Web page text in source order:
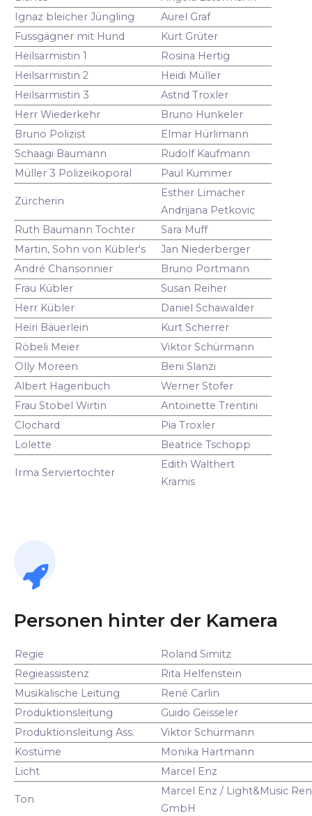
Ignaz bleicher Jüngling
Aurel Graf
Fussgägner mit Hund
Kurt Grüter
Heilsarmistin 1
Rosina Hertig
Heilsarmistin 2
Heidi Müller
Heilsarmistin 3
Astrid Troxler
Herr Wiederkehr
Bruno Hunkeler
Bruno Polizist
Elmar Hürlimann
Schaagi Baumann
Rudolf Kaufmann
Müller 3 Polizeikoporal
Paul Kummer
Zürcherin
Esther Limacher
Andrijana Petkovic
Ruth Baumann Tochter
Sara Muff
Martin, Sohn von Kübler's
Jan Niederberger
André Chansonnier
Bruno Portmann
Frau Kübler
Susan Reiher
Herr Kübler
Daniel Schawalder
Heiri Bäuerlein
Kurt Scherrer
Röbeli Meier
Viktor Schürmann
Olly Moreen
Beni Slanzi
Albert Hagenbuch
Werner Stofer
Frau Stobel Wirtin
Antoinette Trentini
Clochard
Pia Troxler
Lolette
Beatrice Tschopp
Irma Serviertochter
Edith Walthert
Kramis
Personen hinter der Kamera
Regie
Roland Simitz
Regieassistenz
Rita Helfenstein
Musikalische Leitung
René Carlin
Produktionsleitung
Guido Geisseler
Produktionsleitung Ass.
Viktor Schürmann
Kostüme
Monika Hartmann
Licht
Marcel Enz
Ton
Marcel Enz / Light&Music
GmbH